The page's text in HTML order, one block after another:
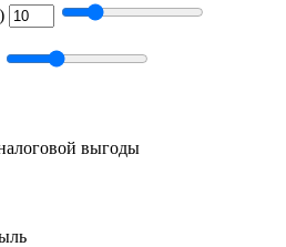
выгоды